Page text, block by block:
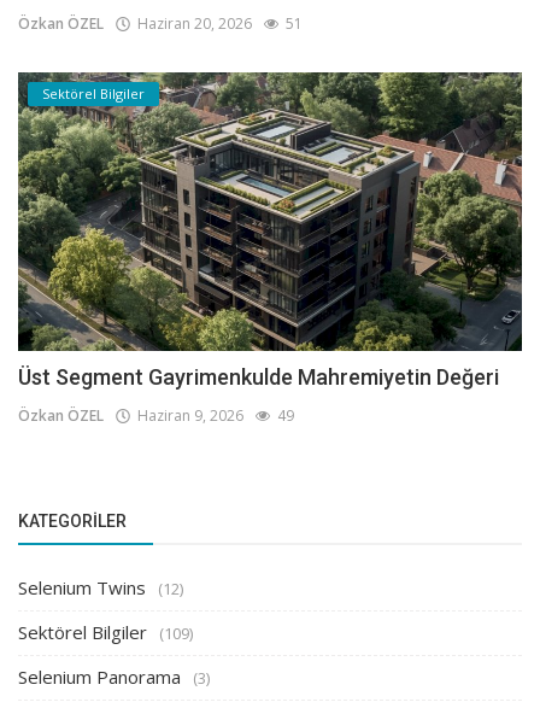
Özkan ÖZEL Haziran 20, 2026 51
Sektörel Bilgiler
Üst Segment Gayrimenkulde Mahremiyetin Değeri
Özkan ÖZEL Haziran 9, 2026 49
KATEGORILER
Selenium Twins (12)
Sektörel Bilgiler (109)
Selenium Panorama (3)